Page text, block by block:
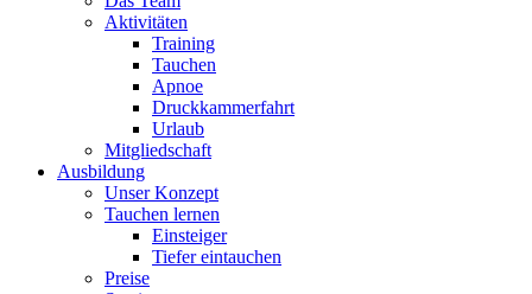
Aktivitäten
Training
Tauchen
Apnoe
Druckkammerfahrt
Urlaub
Mitgliedschaft
Ausbildung
Unser Konzept
Tauchen lernen
Einsteiger
Tiefer eintauchen
Preise